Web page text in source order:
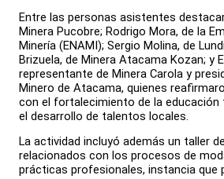
Entre las personas asistentes
Minera Pucobre; Rodrigo Mora, de la
Minería (ENAMI); Sergio Molina, de
Brizuela, de Minera Atacama Kozan; y
representante de Minera Carola y
Minero de Atacama, quienes
con el fortalecimiento de la
el desarrollo de talentos locales.
La actividad incluyó además un taller
relacionados con los procesos de
prácticas profesionales, instancia que